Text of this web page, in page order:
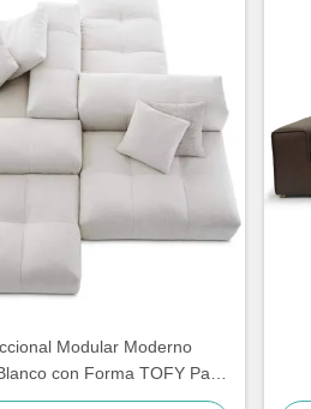
Modular Moderno
con Forma TOFY Para
Sala de Estar